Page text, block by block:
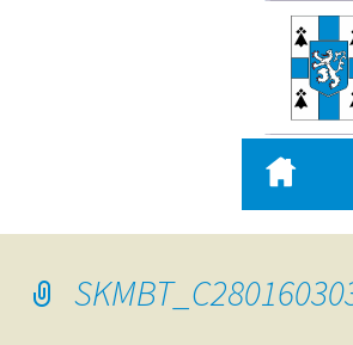
contenu
principal